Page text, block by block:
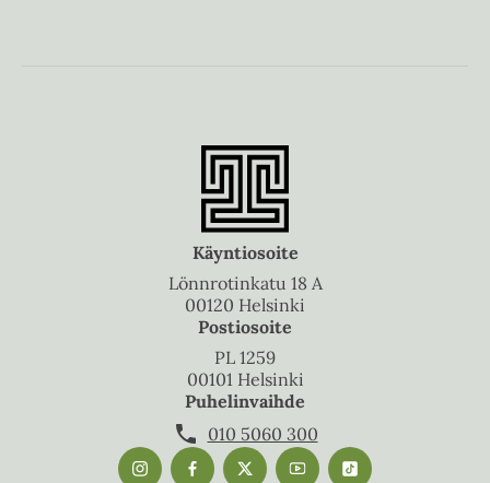
Käyntiosoite
Lönnrotinkatu 18 A
00120 Helsinki
Postiosoite
PL 1259
00101 Helsinki
Puhelinvaihde
010 5060 300